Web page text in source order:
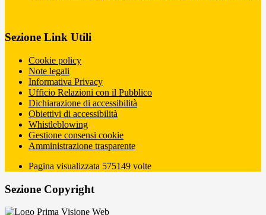
Sezione Link Utili
Cookie policy
Note legali
Informativa Privacy
Ufficio Relazioni con il Pubblico
Dichiarazione di accessibilità
Obiettivi di accessibilità
Whistleblowing
Gestione consensi cookie
Amministrazione trasparente
Pagina visualizzata 575149 volte
Sezione Copyright